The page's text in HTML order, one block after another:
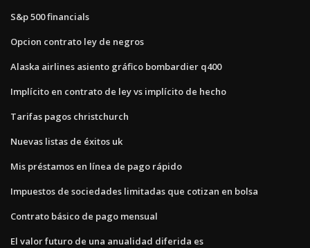
S&p 500 financials
Opcion contrato ley de negros
Alaska airlines asiento gráfico bombardier q400
Implícito en contrato de ley vs implícito de hecho
Tarifas pagos christchurch
Nuevas listas de éxitos uk
Mis préstamos en línea de pago rápido
Impuestos de sociedades limitadas que cotizan en bolsa
Contrato básico de pago mensual
El valor futuro de una anualidad diferida es